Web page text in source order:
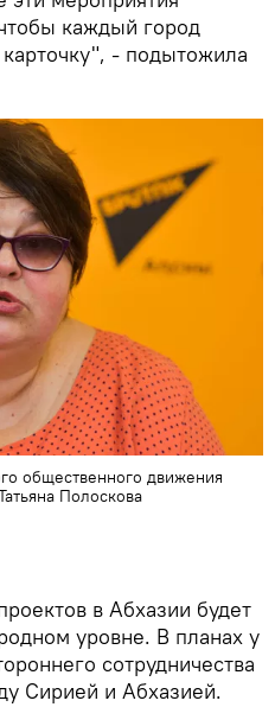
каждый город
- подытожила
общественного движения
Полоскова
в Абхазии будет
уровне. В планах у
сотрудничества
Сирией и Абхазией.